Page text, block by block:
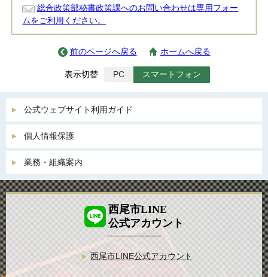
総合政策部秘書政策課へのお問い合わせは専用フォー
ムをご利用ください。
前のページへ戻る ホームへ戻る
表示切替 PC スマートフォン
公式ウェブサイト利用ガイド
個人情報保護
業務・組織案内
西尾市LINE
公式アカウント
西尾市LINE公式アカウント